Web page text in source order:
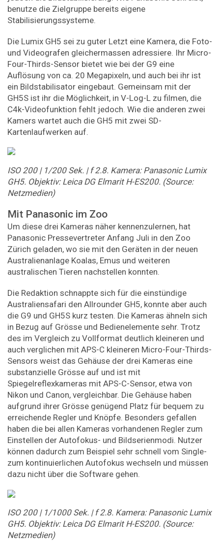
benutze die Zielgruppe bereits eigene
Stabilisierungssysteme.
Die Lumix GH5 sei zu guter Letzt eine Kamera, die Foto-
und Videografen gleichermassen adressiere. Ihr Micro-
Four-Thirds-Sensor bietet wie bei der G9 eine
Auflösung von ca. 20 Megapixeln, und auch bei ihr ist
ein Bildstabilisator eingebaut. Gemeinsam mit der
GH5S ist ihr die Möglichkeit, in V-Log-L zu filmen, die
C4k-Videofunktion fehlt jedoch. Wie die anderen zwei
Kamers wartet auch die GH5 mit zwei SD-
Kartenlaufwerken auf.
ISO 200 | 1/200 Sek. | f 2.8. Kamera: Panasonic Lumix
GH5. Objektiv: Leica DG Elmarit H-ES200. (Source:
Netzmedien)
Mit Panasonic im Zoo
Um diese drei Kameras näher kennenzulernen, hat
Panasonic Pressevertreter Anfang Juli in den Zoo
Zürich geladen, wo sie mit den Geräten in der neuen
Australienanlage Koalas, Emus und weiteren
australischen Tieren nachstellen konnten.
Die Redaktion schnappte sich für die einstündige
Australiensafari den Allrounder GH5, konnte aber auch
die G9 und GH5S kurz testen. Die Kameras ähneln sich
in Bezug auf Grösse und Bedienelemente sehr. Trotz
des im Vergleich zu Vollformat deutlich kleineren und
auch verglichen mit APS-C kleineren Micro-Four-Thirds-
Sensors weist das Gehäuse der drei Kameras eine
substanzielle Grösse auf und ist mit
Spiegelreflexkameras mit APS-C-Sensor, etwa von
Nikon und Canon, vergleichbar. Die Gehäuse haben
aufgrund ihrer Grösse genügend Platz für bequem zu
erreichende Regler und Knöpfe. Besonders gefallen
haben die bei allen Kameras vorhandenen Regler zum
Einstellen der Autofokus- und Bildserienmodi. Nutzer
können dadurch zum Beispiel sehr schnell vom Single-
zum kontinuierlichen Autofokus wechseln und müssen
dazu nicht über die Software gehen.
ISO 200 | 1/1000 Sek. | f 2.8. Kamera: Panasonic Lumix
GH5. Objektiv: Leica DG Elmarit H-ES200. (Source:
Netzmedien)